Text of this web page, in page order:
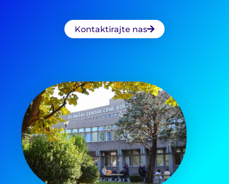
Kontaktirajte nas